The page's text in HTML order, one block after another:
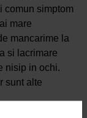
comun simptom
mare
mancarime la
si lacrimare
nisip in ochi.
sunt alte